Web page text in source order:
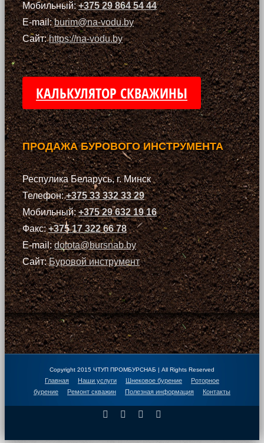
Мобильный:+375 29 864 54 44
E-mail:burim@na-vodu.by
Сайт:https://na-vodu.by
КАЛЬКУЛЯТОР СКВАЖИНЫ
ПРОДАЖА БУРОВОГО ИНСТРУМЕНТА
Респулика Беларусь, г. Минск
Телефон:+375 33 332 33 29
Мобильный:+375 29 632 19 16
Факс:+375 17 322 66 78
E-mail:dolota@bursnab.by
Сайт:Буровой инструмент
Copyright 2015 ЧТУП ПРОМБУРСНАБ | All Rights Reserved
Главная Наши услуги Шнековое бурение
Роторное
бурение
Ремонт скважин Полезная информация Контакты
Facebook Instagram